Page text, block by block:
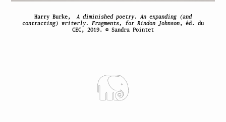
Harry Burke, A diminished poetry. An expanding (and
contracting) writerly. Fragments, for Rindon Johnson, éd. du
CEC, 2019. © Sandra Pointet